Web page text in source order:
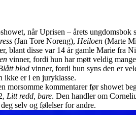
når Uprisen – årets
(Jan Tore Noreng), Heiloen (Marte
blant disse var 14 år gamle Marie fra
vinner, fordi hun har møtt veldig
blod vinner, fordi hun syns den er
ikke er i en juryklasse.
morsomme kommentarer før showet
Litt redd, bare. Den handler om
selv og følelser for andre.